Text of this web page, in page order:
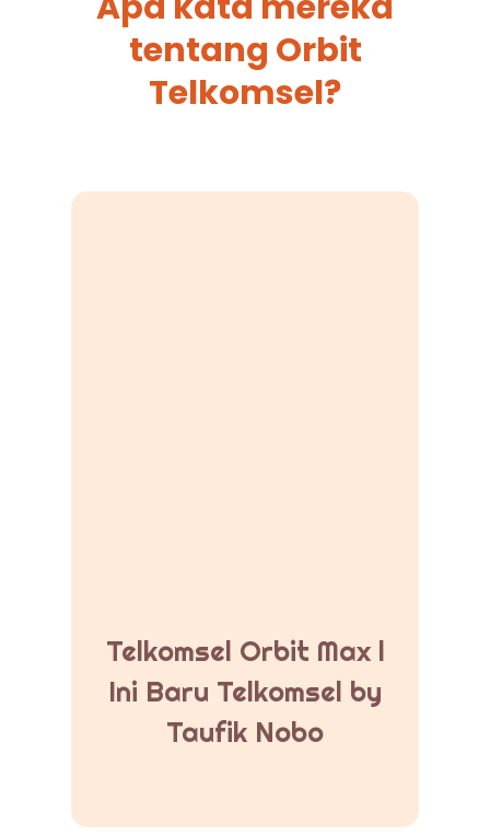
tentang Orbit
Telkomsel?
Telkomsel Orbit Max l
Ini Baru Telkomsel by
Taufik Nobo